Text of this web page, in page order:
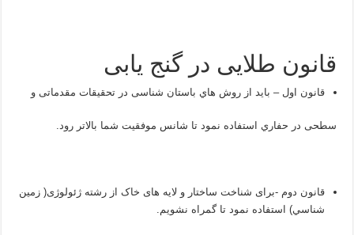
قانون طلایی در گنج یابی
قانون اول – بايد از روش هاي باستان شناسی در تحقيقات مقدماتی و
سطحی در حفاري استفاده نمود تا شانس موفقيت شما بالاتر رود.
قانون دوم -برای شناخت ساختار و لايه های خاک از رشته ژئولوژی( زمين
شناسي) استفاده نمود تا گمراه نشويم.